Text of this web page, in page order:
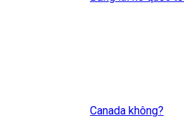
Canada không?